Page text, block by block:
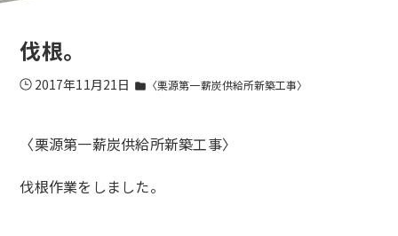
伐根。
2017年11月21日 folder 〈栗源第一薪炭供給所新築工事〉
〈栗源第一薪炭供給所新築工事〉
伐根作業をしました。